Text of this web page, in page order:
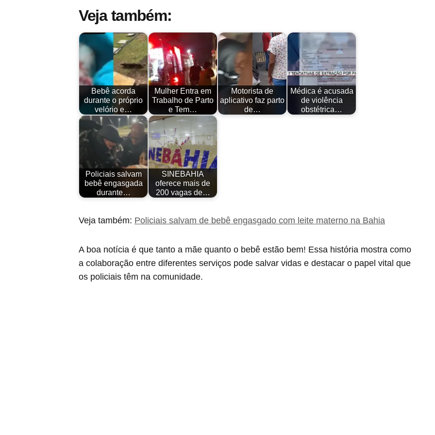
Veja também:
Bebê acorda
durante o próprio
velório e…
Mulher Entra em
Trabalho de Parto
e Tem…
Motorista de
aplicativo faz parto
de…
Médica é acusada
de violência
obstétrica…
Policiais salvam
bebê engasgada
durante…
SINEBAHIA
oferece mais de
200 vagas de…
Veja também: Policiais salvam de bebê engasgado com leite materno na Bahia
A boa notícia é que tanto a mãe quanto o bebê estão bem! Essa história mostra como
a colaboração entre diferentes serviços pode salvar vidas e destacar o papel vital que
os policiais têm na comunidade.